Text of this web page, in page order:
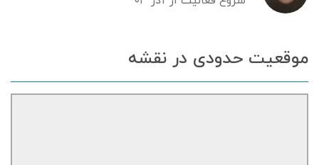
موقعیت حدودی در نقشه